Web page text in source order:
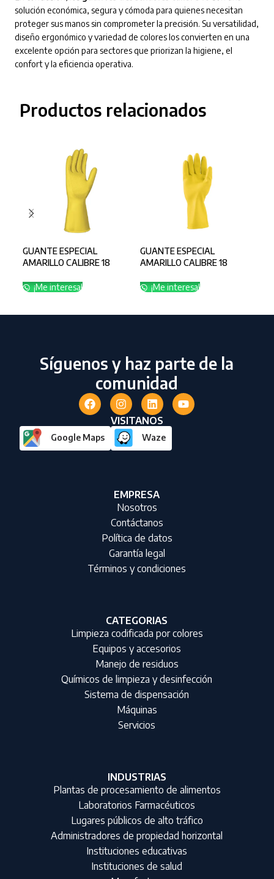
solución económica, segura y cómoda para quienes necesitan
proteger sus manos sin comprometer la precisión. Su versatilidad,
diseño ergonómico y variedad de colores los convierten en una
excelente opción para sectores que priorizan la higiene, el
confort y la eficiencia operativa.
Productos relacionados
GUANTE ESPECIAL
AMARILLO CALIBRE 18
¡Me interesa!
GUANTE ESPECIAL
AMARILLO CALIBRE 18
¡Me interesa!
Síguenos y haz parte de la
comunidad
VISITANOS
Google Maps Waze
EMPRESA
Nosotros
Contáctanos
Política de datos
Garantía legal
Términos y condiciones
CATEGORIAS
Limpieza codificada por colores
Equipos y accesorios
Manejo de residuos
Químicos de limpieza y desinfección
Sistema de dispensación
Máquinas
Servicios
INDUSTRIAS
Plantas de procesamiento de alimentos
Laboratorios Farmacéuticos
Lugares públicos de alto tráfico
Administradores de propiedad horizontal
Instituciones educativas
Instituciones de salud